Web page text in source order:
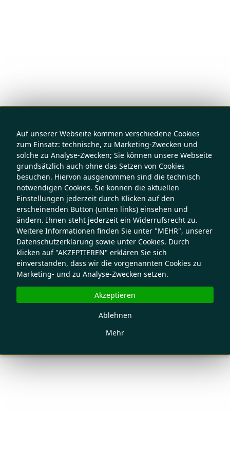
Auf unserer Webseite kommen verschiedene Cookies
zum Einsatz: technische, zu Marketing-Zwecken und
solche zu Analyse-Zwecken; Sie können unsere Webseite
grundsätzlich auch ohne das Setzen von Cookies
besuchen. Hiervon ausgenommen sind die technisch
notwendigen Cookies. Sie können die aktuellen
Einstellungen jederzeit durch Klicken auf den
erscheinenden Button (unten links) einsehen und
ändern. Ihnen steht jederzeit ein Widerrufsrecht zu.
Weitere Informationen finden Sie unter "MEHR", unserer
Datenschutzerklärung sowie unter Cookies. Durch
klicken auf "AKZEPTIEREN" erklären Sie sich
einverstanden, dass wir die vorgenannten Cookies zu
Marketing- und zu Analyse-Zwecken setzen.
Mehr
Ablehnen
Akzeptieren